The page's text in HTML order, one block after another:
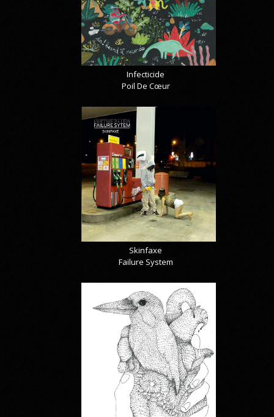
Infecticide
Poil De Cœur
Skinfaxe
Failure System